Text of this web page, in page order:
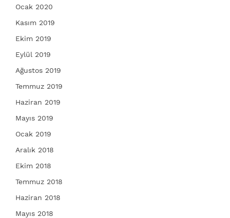
Ocak 2020
Kasım 2019
Ekim 2019
Eylül 2019
Ağustos 2019
Temmuz 2019
Haziran 2019
Mayıs 2019
Ocak 2019
Aralık 2018
Ekim 2018
Temmuz 2018
Haziran 2018
Mayıs 2018